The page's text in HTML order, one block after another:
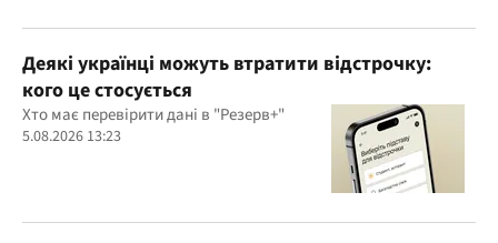
Деякі українці можуть втратити відстрочку:
кого це стосується
Хто має перевірити дані в "Резерв+"
5.08.2026 13:23